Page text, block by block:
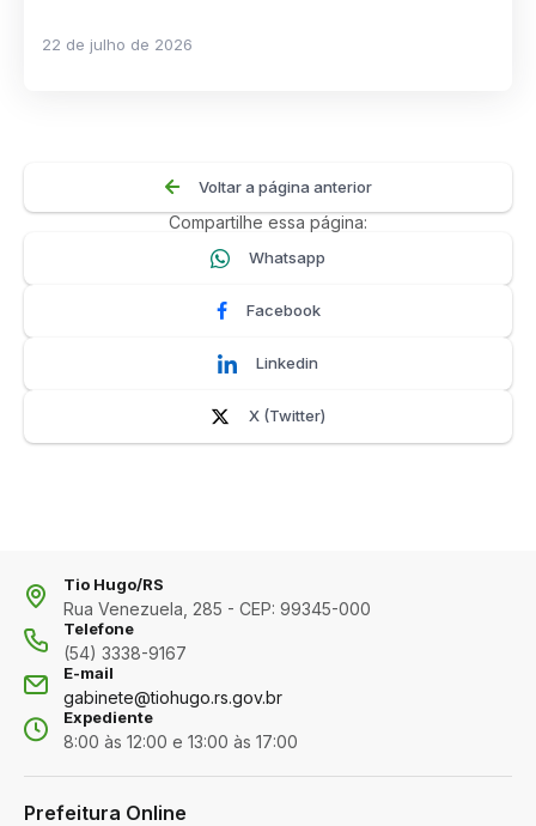
22 de julho de 2026
Voltar a página anterior
Compartilhe essa página:
Whatsapp
Facebook
Linkedin
X (Twitter)
Tio Hugo/RS
Rua Venezuela, 285 - CEP: 99345-000
Telefone
(54) 3338-9167
E-mail
gabinete@tiohugo.rs.gov.br
Expediente
8:00 às 12:00 e 13:00 às 17:00
Prefeitura Online